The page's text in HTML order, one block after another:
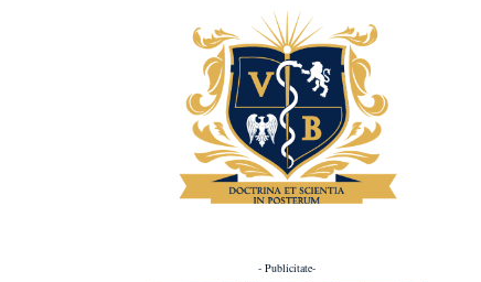
- Publicitate-